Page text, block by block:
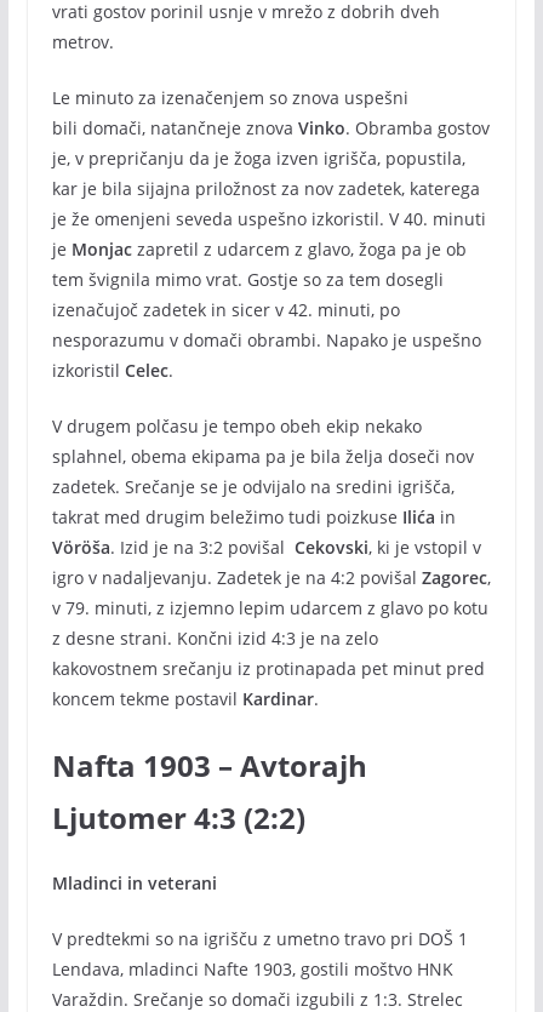
vrati gostov porinil usnje v mrežo z dobrih dveh
metrov.
Le minuto za izenačenjem so znova uspešni
bili domači, natančneje znova Vinko. Obramba gostov
je, v prepričanju da je žoga izven igrišča, popustila,
kar je bila sijajna priložnost za nov zadetek, katerega
je že omenjeni seveda uspešno izkoristil. V 40. minuti
je Monjaczapretil z udarcem z glavo, žoga pa je ob
tem švignila mimo vrat. Gostje so za tem dosegli
izenačujoč zadetek in sicer v 42. minuti, po
nesporazumu v domači obrambi. Napako je uspešno
izkoristil Celec.
V drugem polčasu je tempo obeh ekip nekako
splahnel, obema ekipama pa je bila želja doseči nov
zadetek. Srečanje se je odvijalo na sredini igrišča,
takrat med drugim beležimo tudi poizkuse Ilića in
Vöröša. Izid je na 3:2 povišal Cekovski, ki je vstopil v
igro v nadaljevanju. Zadetek je na 4:2 povišal Zagorec,
v 79. minuti, z izjemno lepim udarcem z glavo po kotu
z desne strani. Končni izid 4:3 je na zelo
kakovostnem srečanju iz protinapada pet minut pred
koncem tekme postavil Kardinar.
Nafta 1903 – Avtorajh
Ljutomer 4:3 (2:2)
Mladinci in veterani
V predtekmi so na igrišču z umetno travo pri DOŠ 1
Lendava, mladinci Nafte 1903, gostili moštvo HNK
Varaždin. Srečanje so domači izgubili z 1:3. Strelec